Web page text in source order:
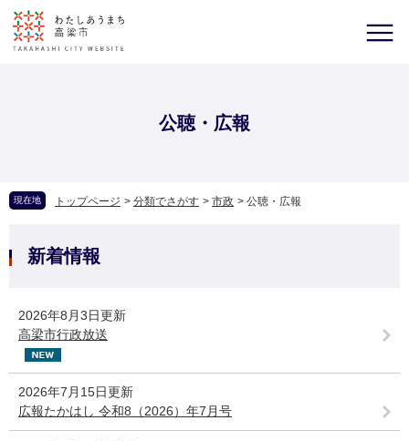
公聴・広報
現在地 トップページ > 分類でさがす > 市政 > 公聴・広報
新着情報
2026年8月3日更新
高梁市行政放送
2026年7月15日更新
広報たかはし 令和8（2026）年7月号